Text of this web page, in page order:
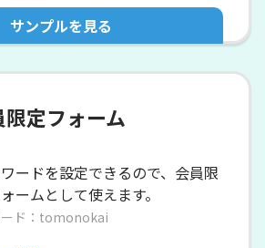
サンプルを見る
限定フォーム
ードを設定できるので、 会員限
ームとして使えます。
ード：tomonokai